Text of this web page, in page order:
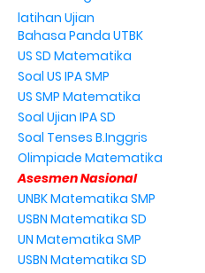
latihan Ujian
Bahasa Panda UTBK
US SD Matematika
Soal US IPA SMP
US SMP Matematika
Soal Ujian IPA SD
Soal Tenses B.Inggris
Olimpiade Matematika
Asesmen Nasional
UNBK Matematika SMP
USBN Matematika SD
UN Matematika SMP
USBN Matematika SD